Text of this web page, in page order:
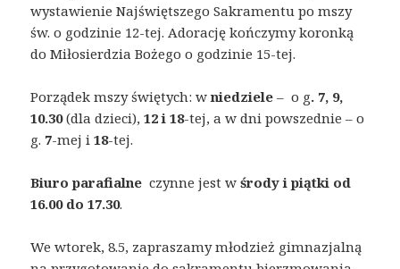
wystawienie Najświętszego Sakramentu po mszy
św. o godzinie 12-tej. Adorację kończymy koronką
do Miłosierdzia Bożego o godzinie 15-tej.
Porządek mszy świętych: wniedziele – o g. 7, 9,
10.30(dla dzieci),12i 18-tej, a w dni powszednie – o
g. 7-mej i18-tej.
Biuro parafialne czynne jest wśrody i piątki od
16.00 do 17.30.
We wtorek, 8.5, zapraszamy młodzież gimnazjalną